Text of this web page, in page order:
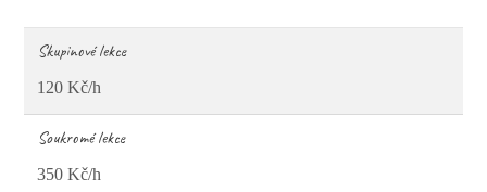
Skupinové lekce
120 Kč/h
Soukromé lekce
350 Kč/h